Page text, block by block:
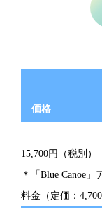
価格
15,700円（税別）
＊「Blue Canoe
料金（定価：